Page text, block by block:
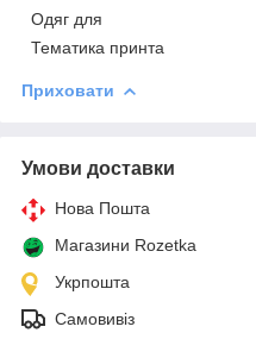
Одяг для
Тематика принта
Приховати
Умови доставки
Нова Пошта
Магазини Rozetka
Укрпошта
Самовивіз